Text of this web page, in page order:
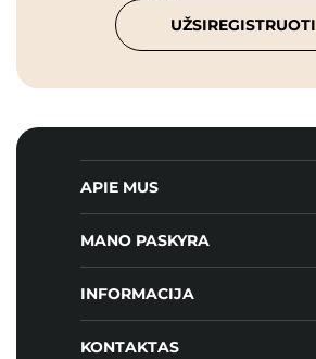
UŽSIREGISTRUOTI
APIE MUS
MANO PASKYRA
INFORMACIJA
KONTAKTAS